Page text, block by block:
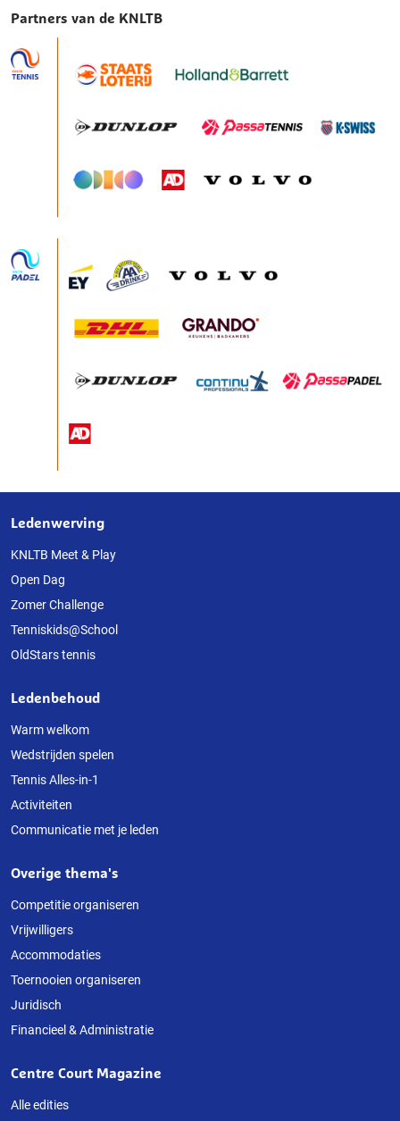
Partners van de KNLTB
Over
deze
website
Ledenwerving
KNLTB Meet & Play
Open Dag
Zomer Challenge
Tenniskids@School
OldStars tennis
Ledenbehoud
Warm welkom
Wedstrijden spelen
Tennis Alles-in-1
Activiteiten
Communicatie met je leden
Overige thema's
Competitie organiseren
Vrijwilligers
Accommodaties
Toernooien organiseren
Juridisch
Financieel & Administratie
Centre Court Magazine
Alle edities